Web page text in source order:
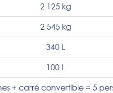
2 125 kg
2 545 kg
340 L
100 L
+ carré convertible = 5